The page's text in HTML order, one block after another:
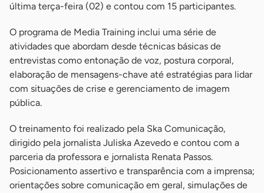
última terça-feira (02) e contou com 15 participantes.
O programa de Media Training inclui uma série de
atividades que abordam desde técnicas básicas de
entrevistas como entonação de voz, postura corporal,
elaboração de mensagens-chave até estratégias para lidar
com situações de crise e gerenciamento de imagem
pública.
O treinamento foi realizado pela Ska Comunicação,
dirigido pela jornalista Juliska Azevedo e contou com a
parceria da professora e jornalista Renata Passos.
Posicionamento assertivo e transparência com a imprensa;
orientações sobre comunicação em geral, simulações de